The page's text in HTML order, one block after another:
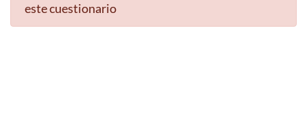
este cuestionario